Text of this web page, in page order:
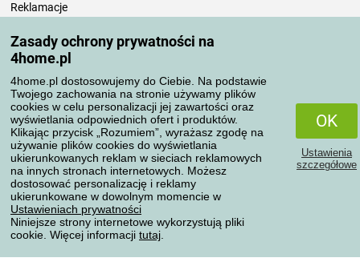
Zasady ochrony prywatności na
4home.pl
4home.pl dostosowujemy do Ciebie. Na podstawie
Twojego zachowania na stronie używamy plików
cookies w celu personalizacji jej zawartości oraz
wyświetlania odpowiednich ofert i produktów.
Klikając przycisk „Rozumiem”, wyrażasz zgodę na
używanie plików cookies do wyświetlania
ukierunkowanych reklam w sieciach reklamowych
na innych stronach internetowych. Możesz
dostosować personalizację i reklamy
ukierunkowane w dowolnym momencie w
Ustawieniach prywatności
Niniejsze strony internetowe wykorzystują pliki
cookie. Więcej informacji tutaj
OK
Ustawienia
szczegółowe
Reklamacje
Zasady przetwarzania recenzji
Sposoby transportu
Metody płatności
Niezawodny sklep